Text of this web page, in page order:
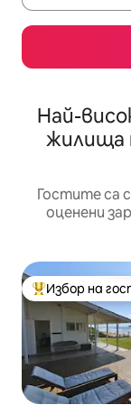
Най-
жилища
Гостите са
оценени
Най-популярен
Избор на